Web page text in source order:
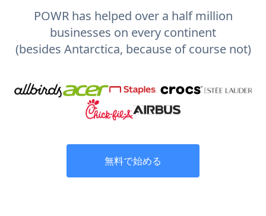
POWR has helped over a half million
businesses on every continent
(besides Antarctica, because of course not)
無料で始める